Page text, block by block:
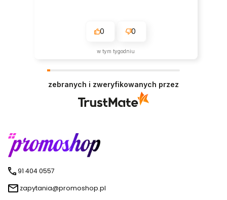
0 0
w tym tygodniu
zebranych i zweryfikowanych przez
91 404 0557
zapytania@promoshop.pl